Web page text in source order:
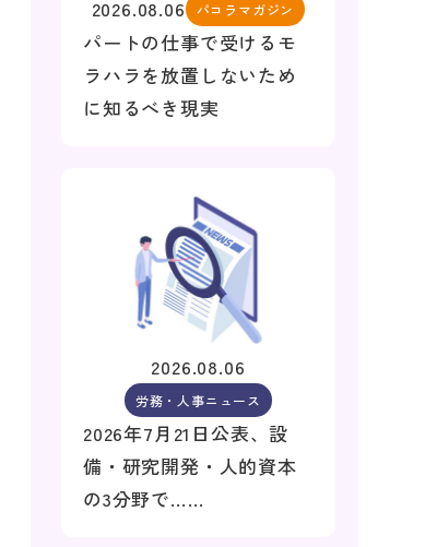
2026.08.06 パコラマガジン
パートの仕事で受けるモ
ラハラを放置しないため
に知るべき現実
2026.08.06
労務・人事ニュース
2026年7月21日公表、設
備・研究開発・人的資本
の3分野で……